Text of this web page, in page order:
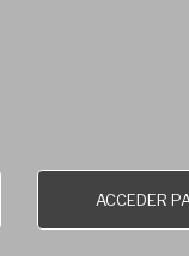
ACCEDER